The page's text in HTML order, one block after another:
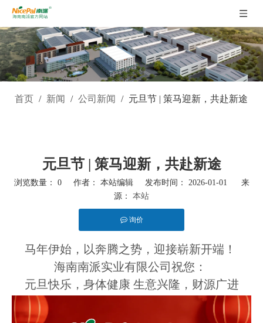
首页 / 新闻 / 公司新闻 / 元旦节 | 策马迎新，共赴新途
元旦节 | 策马迎新，共赴新途
浏览数量： 0作者： 本站编辑 发布时间： 2026-01-01 来
源： 本站
询价
["facebook","twitter","line","wechat","linkedin","pinterest","whatsapp"]
马年伊始，以奔腾之势，迎接崭新开端！
海南南派实业有限公司祝您：
元旦快乐，身体健康 生意兴隆，财源广进